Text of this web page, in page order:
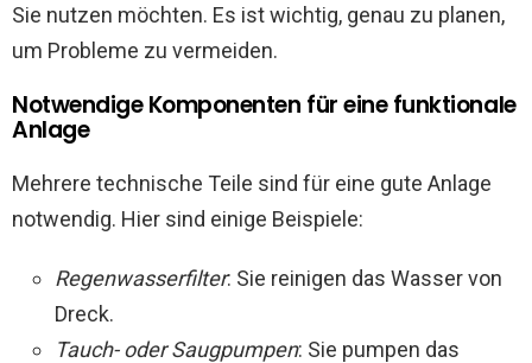
Sie nutzen möchten. Es ist wichtig, genau zu planen,
um Probleme zu vermeiden.
Notwendige Komponenten für eine funktionale
Anlage
Mehrere technische Teile sind für eine gute Anlage
notwendig. Hier sind einige Beispiele:
Regenwasserfilter: Sie reinigen das Wasser von
Dreck.
Tauch- oder Saugpumpen: Sie pumpen das